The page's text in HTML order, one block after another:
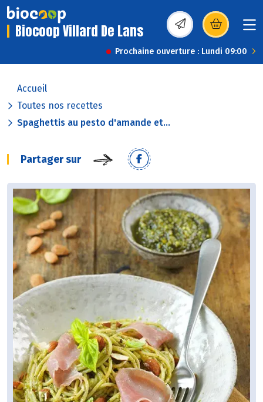
Biocoop Villard De Lans (s’ouvre dans une
Prochaine ouverture : Lundi 09:00
Accueil
Toutes nos recettes
Spaghettis au pesto d'amande et...
Partager sur